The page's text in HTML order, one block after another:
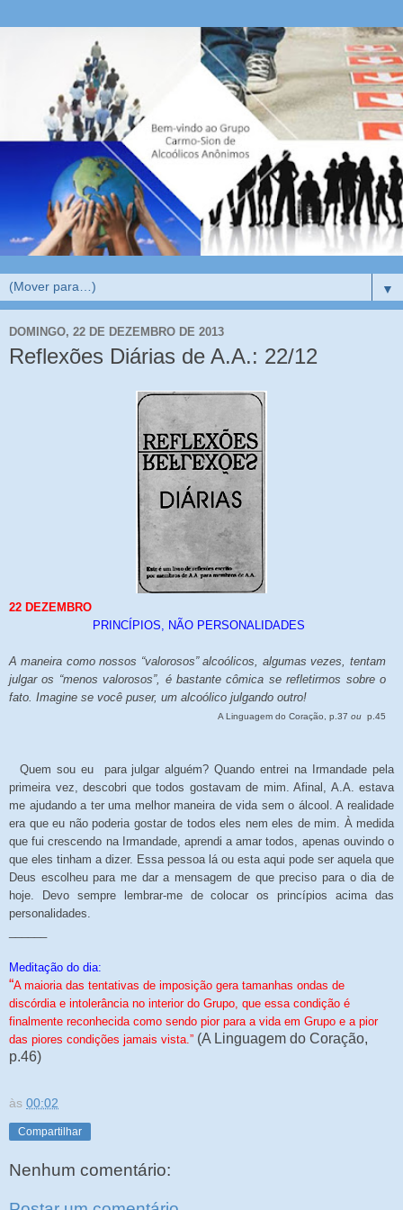
▼
DOMINGO, 22 DE DEZEMBRO DE 2013
Reflexões Diárias de A.A.: 22/12
22 DEZEMBRO
PRINCÍPIOS, NÃO PERSONALIDADES
A maneira como nossos “valorosos” alcoólicos, algumas vezes, tentam
julgar os “menos valorosos”, é bastante cômica se refletirmos sobre o
fato. Imagine se você puser, um alcoólico julgando outro!
A Linguagem do Coração, p.37 oup.45
Quem sou eu para julgar alguém? Quando entrei na Irmandade pela
primeira vez, descobri que todos gostavam de mim. Afinal, A.A. estava
me ajudando a ter uma melhor maneira de vida sem o álcool. A realidade
era que eu não poderia gostar de todos eles nem eles de mim. À medida
que fui crescendo na Irmandade, aprendi a amar todos, apenas ouvindo o
que eles tinham a dizer. Essa pessoa lá ou esta aqui pode ser aquela que
Deus escolheu para me dar a mensagem de que preciso para o dia de
hoje. Devo sempre lembrar-me de colocar os princípios acima das
personalidades.
Meditação do dia:
“A maioria das tentativas de imposição gera tamanhas ondas de
discórdia e intolerância no interior do Grupo, que essa condição é
finalmente reconhecida como sendo pior para a vida em Grupo e a pior
das piores condições jamais vista.” (A Linguagem do Coração,
p.46)
às 00:02
Compartilhar
Nenhum comentário: